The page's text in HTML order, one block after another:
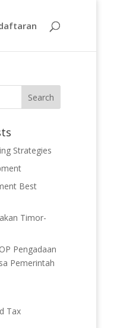
Strategies
Best
Timor-
Pengadaan
Pemerintah
Tax